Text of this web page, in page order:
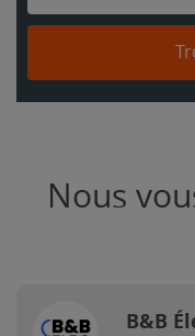
Nous
B&B